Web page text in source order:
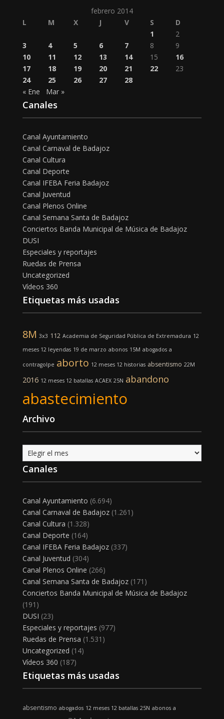
febrero 2014
L
M X J V S
D
1
2
3
4 5 6 7 8
9
10
11 12 13 14 15
16
17
18 19 20 21 22
23
24
25 26 27
28
« Ene
Mar »
Canales
Canal Ayuntamiento
Canal Carnaval de Badajoz
Canal Cultura
Canal Deporte
Canal IFEBA Feria Badajoz
Canal Juventud
Canal Plenos Online
Canal Semana Santa de Badajoz
Conciertos Banda Municipal de Música de Badajoz
DUSI
Especiales y reportajes
Ruedas de Prensa
Uncategorized
Vídeos 360
Etiquetas más usadas
8M 3x3 112 Academia de Seguridad Pública de Extremadura 12
meses 12 leyendas 19 de marzo abonos 15M abogados a
contragolpe aborto 12 meses 12 historias absentismo 22M
2016 12 meses 12 batallas ACAEX 25N abandono
abastecimiento
Archivo
Archivo
Canales
Canal Ayuntamiento (6.694)
Canal Carnaval de Badajoz(1.261)
Canal Cultura (1.328)
Canal Deporte (164)
Canal IFEBA Feria Badajoz(337)
Canal Juventud (304)
Canal Plenos Online (266)
Canal Semana Santa de Badajoz(171)
Conciertos Banda Municipal de Música de Badajoz
(191)
DUSI (23)
Especiales y reportajes (977)
Ruedas de Prensa (1.531)
Uncategorized (14)
Vídeos 360 (187)
Etiquetas más usadas
absentismo abogados 12 meses 12 batallas 25N abonos a